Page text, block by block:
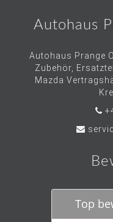
Autohaus
Autohaus Prange
Zubehör,
Mazda
Top